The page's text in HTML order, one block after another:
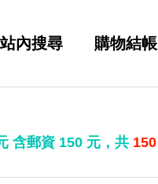
站內搜尋 購物結帳
含郵資 150 元，共 150